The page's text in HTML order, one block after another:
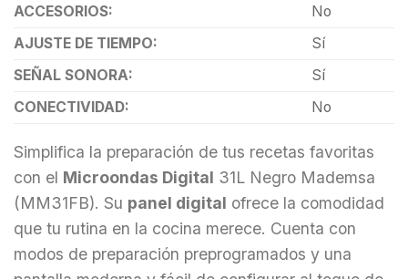
ACCESORIOS:
No
AJUSTE DE TIEMPO:
Sí
SEÑAL SONORA:
Sí
CONECTIVIDAD:
No
Simplifica la preparación de tus recetas favoritas
con el Microondas Digital 31L Negro Mademsa
(MM31FB). Su panel digital ofrece la comodidad
que tu rutina en la cocina merece. Cuenta con
modos de preparación preprogramados y una